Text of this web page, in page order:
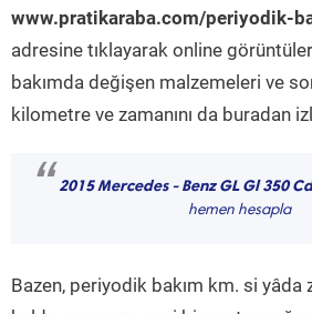
www.pratikaraba.com/periyodik-
adresine tıklayarak online
bakımda değişen malzemeleri ve
kilometre ve zamanını da buradan
“ 2015 Mercedes - Benz GL Gl 350
hemen hesapla
Bazen, periyodik bakım km. si yâda